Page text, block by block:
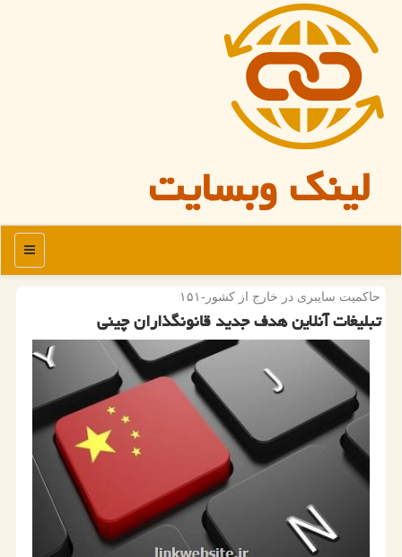
لینک وبسایت
منو
حاكمیت سایبری در خارج از كشور-۱۵۱
تبلیغات آنلاین هدف جدید قانونگذاران چینی